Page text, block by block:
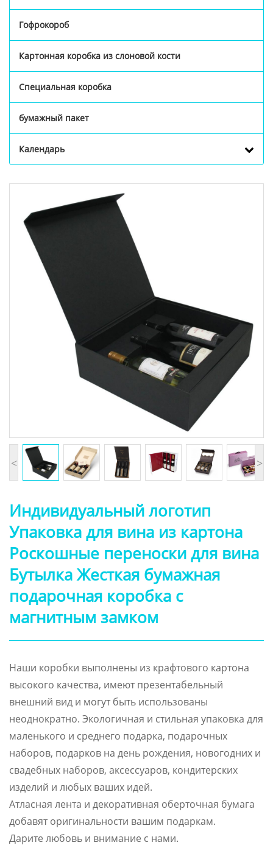
Гофрокороб
Картонная коробка из слоновой кости
Специальная коробка
бумажный пакет
Календарь
< >
Индивидуальный логотип
Упаковка для вина из картона
Роскошные переноски для вина
Бутылка Жесткая бумажная
подарочная коробка с
магнитным замком
Наши коробки выполнены из крафтового картона
высокого качества, имеют презентабельный
внешний вид и могут быть использованы
неоднократно. Экологичная и стильная упаковка для
маленького и среднего подарка, подарочных
наборов, подарков на день рождения, новогодних и
свадебных наборов, аксессуаров, кондитерских
изделий и любых ваших идей.
Атласная лента и декоративная оберточная бумага
добавят оригинальности вашим подаркам.
Дарите любовь и внимание с нами.